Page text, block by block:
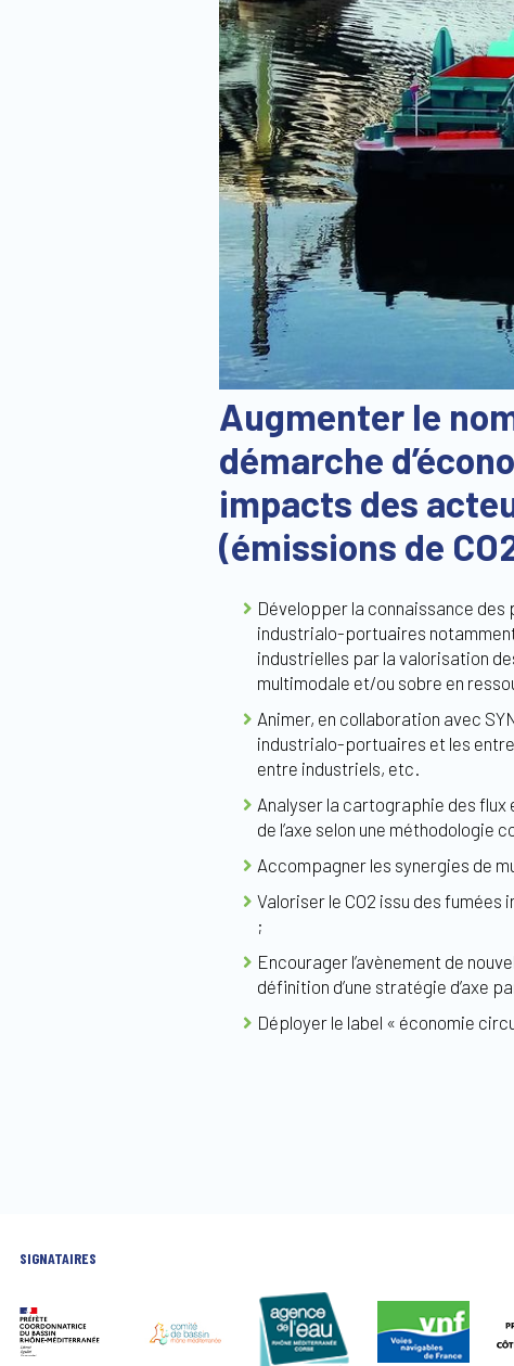
Augmenter le
démarche
impacts des
(émissions de
Développer la connaissance des
industrialo-portuaires
industrielles par la valorisation
multimodale et/ou sobre en
Animer, en collaboration avec
industrialo-portuaires et les
entre industriels, etc.
Analyser la cartographie des
de l’axe selon une
Accompagner les synergies de
Valoriser le CO2 issu des
;
Encourager l’avènement de
définition d’une stratégie d’axe
Déployer le label « économie
SIGNATAIRES